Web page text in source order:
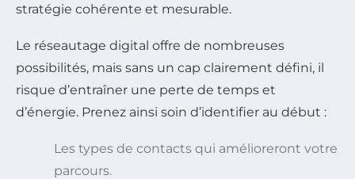
stratégie cohérente et mesurable.
Le réseautage digital offre de nombreuses
possibilités, mais sans un cap clairement défini, il
risque d’entraîner une perte de temps et
d’énergie. Prenez ainsi soin d’identifier au début :
Les types de contacts qui amélioreront votre
parcours.